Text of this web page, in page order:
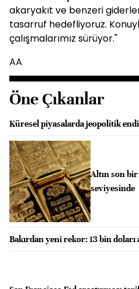
akaryakıt ve benzeri
tasarruf hedefliyoruz.
çalışmalarımız sürüyor."
AA
Öne Çıkanlar
Küresel piyasalarda jeopolitik
Altın son
seviyesinde
Bakırdan yeni rekor: 13 bin doları